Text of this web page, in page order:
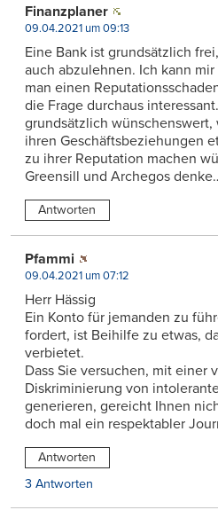
Finanzplaner
09.04.2021 um 09:13
Eine Bank ist grundsätzlich
auch abzulehnen. Ich kann
man einen
die Frage durchaus
grundsätzlich wünschenswert,
ihren Geschäftsbeziehungen
zu ihrer Reputation machen
Greensill und Archegos
Antworten
Pfammi
09.04.2021 um 07:12
Herr Hässig
Ein Konto für jemanden zu
fordert, ist Beihilfe zu etwas,
verbietet.
Dass Sie versuchen, mit einer
Diskriminierung von
generieren, gereicht Ihnen
doch mal ein respektabler
Antworten
3 Antworten